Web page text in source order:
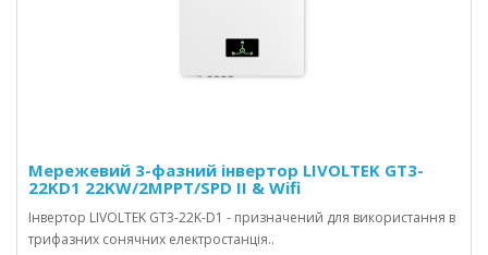
Мережевий 3-фазний інвертор LIVOLTEK GT3-
22KD1 22KW/2MPPT/SPD II & Wifi
Інвертор LIVOLTEK GT3-22K-D1 - призначений для використання в
трифазних сонячних електростанція..